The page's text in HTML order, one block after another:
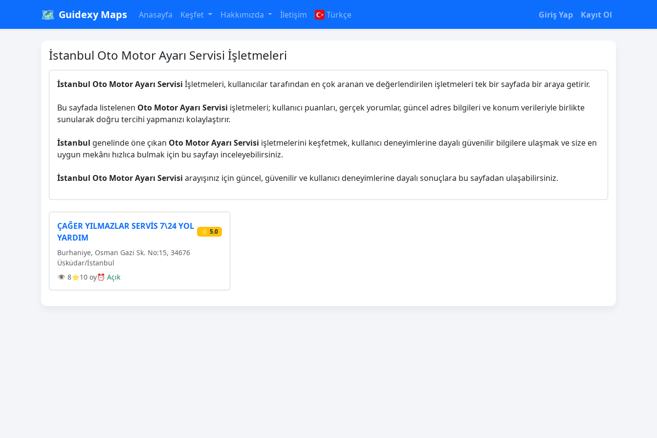
🗺️ Guidexy Maps Anasayfa Keşfet Hakkımızda İletişim Türkçe Giriş Yap Kayıt Ol
İstanbul Oto Motor Ayarı Servisi İşletmeleri
İstanbul Oto Motor Ayarı Servisi İşletmeleri, kullanıcılar tarafından en çok aranan ve değerlendirilen işletmeleri tek bir sayfada bir araya getirir.
Bu sayfada listelenen Oto Motor Ayarı Servisi işletmeleri; kullanıcı puanları, gerçek yorumlar, güncel adres bilgileri ve konum verileriyle birlikte
sunularak doğru tercihi yapmanızı kolaylaştırır.
İstanbul genelinde öne çıkan Oto Motor Ayarı Servisi işletmelerini keşfetmek, kullanıcı deneyimlerine dayalı güvenilir bilgilere ulaşmak ve size en
uygun mekânı hızlıca bulmak için bu sayfayı inceleyebilirsiniz.
İstanbul Oto Motor Ayarı Servisi arayışınız için güncel, güvenilir ve kullanıcı deneyimlerine dayalı sonuçlara bu sayfadan ulaşabilirsiniz.
ÇAĞER YILMAZLAR SERVİS 7\24 YOL
YARDIM
⭐ 5.0
Burhaniye, Osman Gazi Sk. No:15, 34676
Üsküdar/İstanbul
👁 8⭐10 oy⏰ Açık